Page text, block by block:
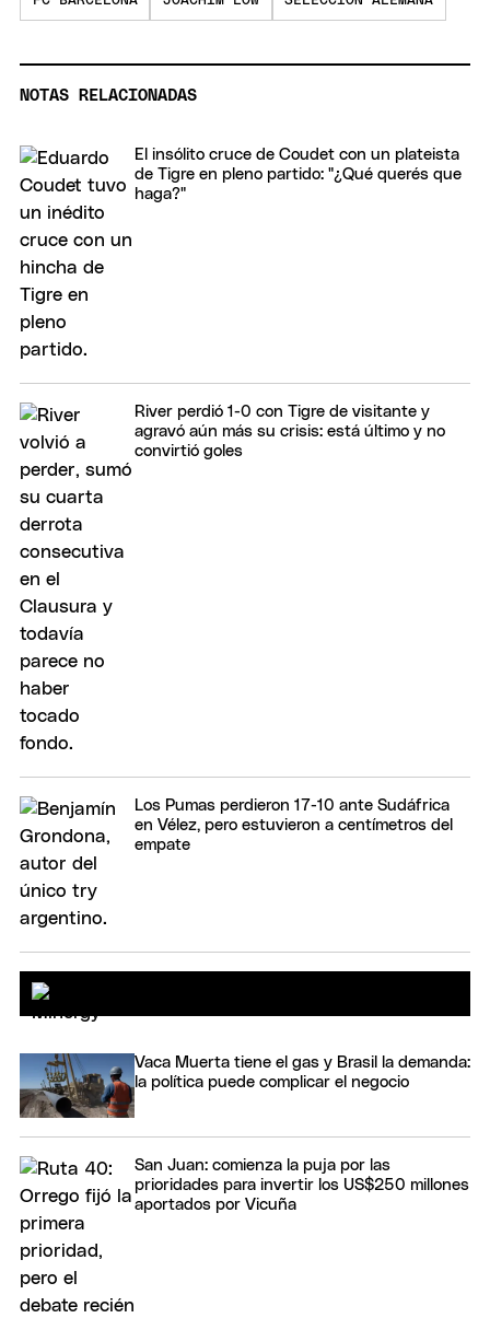
NOTAS RELACIONADAS
El insólito cruce de Coudet con un plateista
de Tigre en pleno partido: "¿Qué querés que
haga?"
River perdió 1-0 con Tigre de visitante y
agravó aún más su crisis: está último y no
convirtió goles
Los Pumas perdieron 17-10 ante Sudáfrica
en Vélez, pero estuvieron a centímetros del
empate
Vaca Muerta tiene el gas y Brasil la demanda:
la política puede complicar el negocio
San Juan: comienza la puja por las
prioridades para invertir los US$250 millones
aportados por Vicuña